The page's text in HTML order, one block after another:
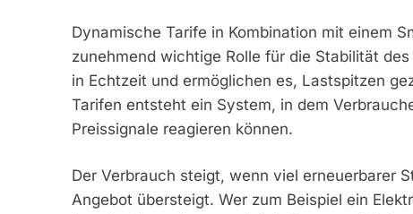
Dynamische Tarife in Kombination mit einem
zunehmend wichtige Rolle für die Stabilität
in Echtzeit und ermöglichen es, Lastspitzen
Tarifen entsteht ein System, in dem
Preissignale reagieren können.
Der Verbrauch steigt, wenn viel erneuerbarer
Angebot übersteigt. Wer zum Beispiel ein